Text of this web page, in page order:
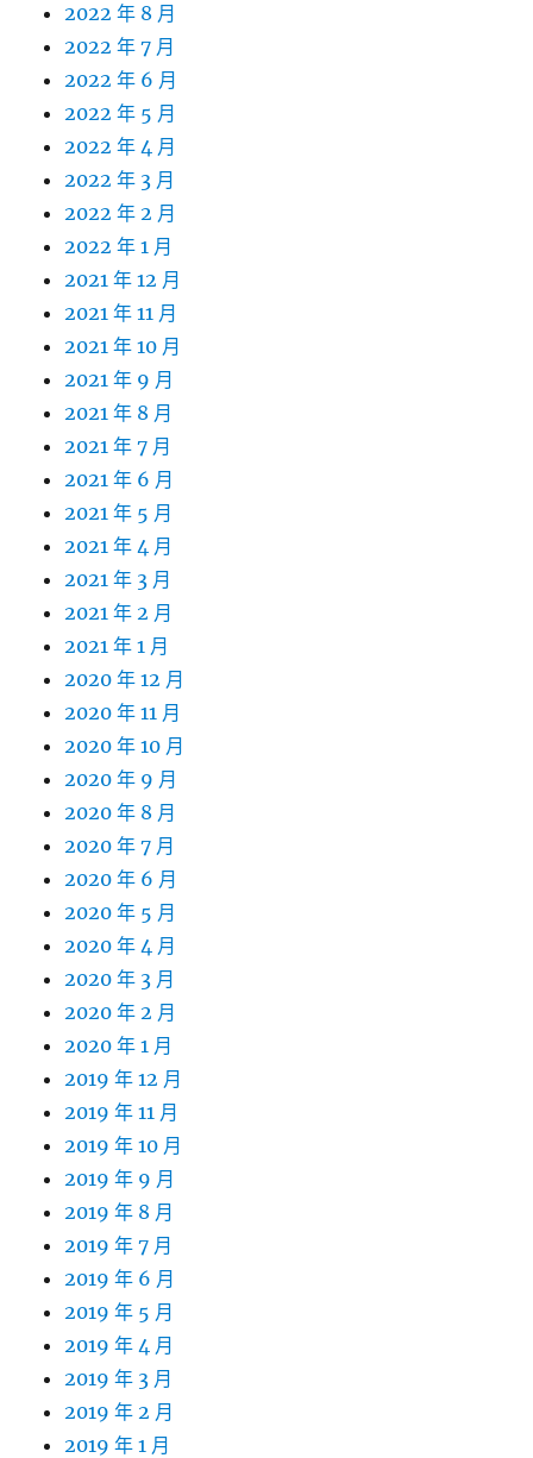
2022 年 8 月
2022 年 7 月
2022 年 6 月
2022 年 5 月
2022 年 4 月
2022 年 3 月
2022 年 2 月
2022 年 1 月
2021 年 12 月
2021 年 11 月
2021 年 10 月
2021 年 9 月
2021 年 8 月
2021 年 7 月
2021 年 6 月
2021 年 5 月
2021 年 4 月
2021 年 3 月
2021 年 2 月
2021 年 1 月
2020 年 12 月
2020 年 11 月
2020 年 10 月
2020 年 9 月
2020 年 8 月
2020 年 7 月
2020 年 6 月
2020 年 5 月
2020 年 4 月
2020 年 3 月
2020 年 2 月
2020 年 1 月
2019 年 12 月
2019 年 11 月
2019 年 10 月
2019 年 9 月
2019 年 8 月
2019 年 7 月
2019 年 6 月
2019 年 5 月
2019 年 4 月
2019 年 3 月
2019 年 2 月
2019 年 1 月